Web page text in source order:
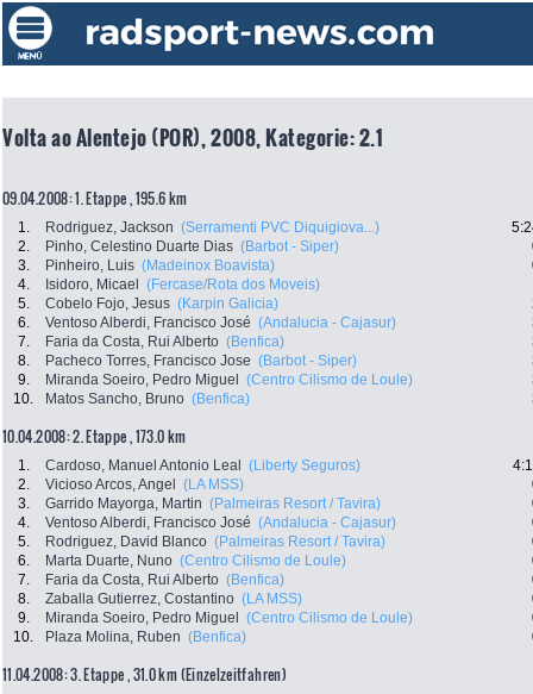
Volta ao Alentejo (POR), 2008, Kategorie: 2.1
09.04.2008: 1. Etappe , 195.6 km
1. Rodriguez, Jackson (Serramenti PVC Diquigiova...)
2.
Pinho, Celestino Duarte Dias (Barbot - Siper)
3.
Pinheiro, Luis (Madeinox Boavista)
4.
Isidoro, Micael (Fercase/Rota dos Moveis)
5.
Cobelo Fojo, Jesus (Karpin Galicia)
6.
Ventoso Alberdi, Francisco José (Andalucia - Cajasur)
7.
Faria da Costa, Rui Alberto (Benfica)
8.
Pacheco Torres, Francisco Jose (Barbot - Siper)
9.
Miranda Soeiro, Pedro Miguel (Centro Cilismo de Loule)
10.
Matos Sancho, Bruno (Benfica)
10.04.2008: 2. Etappe , 173.0 km
1. Cardoso, Manuel Antonio Leal (Liberty Seguros)
2.
Vicioso Arcos, Angel (LA MSS)
3.
Garrido Mayorga, Martin (Palmeiras Resort / Tavira)
4.
Ventoso Alberdi, Francisco José (Andalucia - Cajasur)
5.
Rodriguez, David Blanco (Palmeiras Resort / Tavira)
6.
Marta Duarte, Nuno (Centro Cilismo de Loule)
7.
Faria da Costa, Rui Alberto (Benfica)
8.
Zaballa Gutierrez, Costantino (LA MSS)
9.
Miranda Soeiro, Pedro Miguel (Centro Cilismo de Loule)
10.
Plaza Molina, Ruben (Benfica)
11.04.2008: 3. Etappe , 31.0 km (Einzelzeitfahren)